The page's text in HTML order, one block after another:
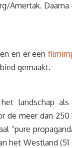
Amertak.
en er een
gemaakt.
landschap als
de meer dan
“pure
het Westland (51